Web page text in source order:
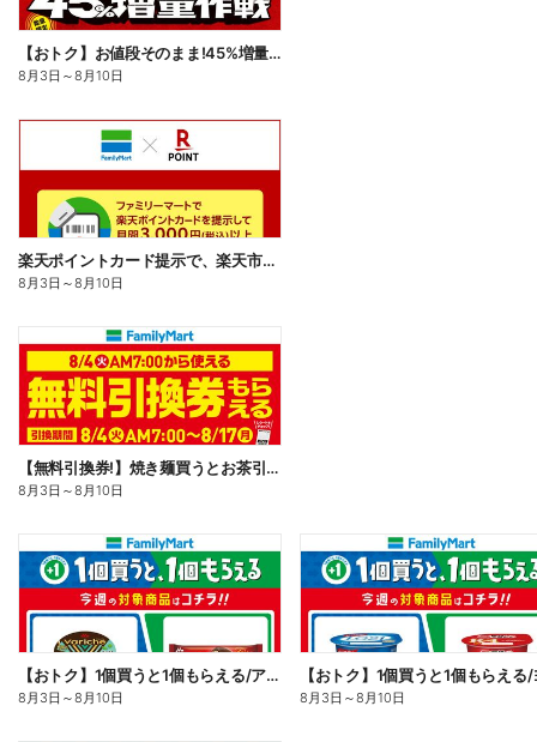
【おトク】お値段そのまま!45%増量作戦!
8月3日 ～8月10日
楽天ポイントカード提示で、楽天市場でのお買い物がおトクに!
8月3日 ～8月10日
【無料引換券!】焼き麺買うとお茶引換券貰える!
8月3日 ～8月10日
【おトク】1個買うと1個もらえる/アイス
8月3日 ～8月10日 8月3日 ～8月10日